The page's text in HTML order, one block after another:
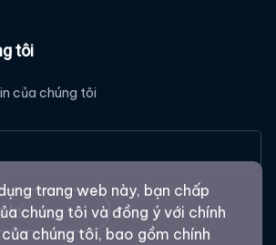
tôi
của chúng tôi
ký
trang web này, bạn chấp
chúng tôi và đồng ý với chính
chúng tôi, bao gồm chính